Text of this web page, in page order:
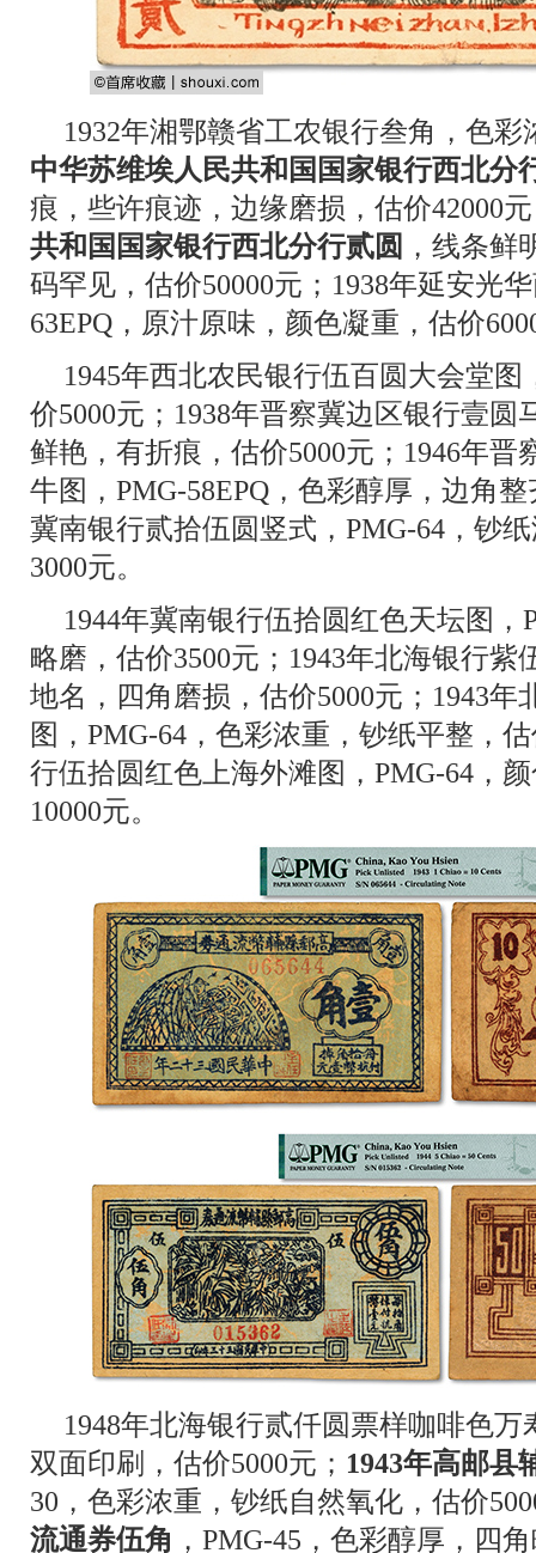
1932年湘鄂赣省工农银行叁角，色彩
中华苏维埃人民共和国国家银行西北分
痕，些许痕迹，边缘磨损，估价42000
共和国国家银行西北分行贰圆 ，线条鲜
码罕见，估价50000元；1938年延安光
63EPQ，原汁原味，颜色凝重，估价
1945年西北农民银行伍百圆大会堂图
价5000元；1938年晋察冀边区银行壹圆
鲜艳，有折痕，估价5000元；1946年
牛图，PMG-58EPQ，色彩醇厚，边角
冀南银行贰拾伍圆竖式，PMG-64，钞
3000元。
1944年冀南银行伍拾圆红色天坛图，
略磨，估价3500元；1943年北海银行
地名，四角磨损，估价5000元；1943
图，PMG-64，色彩浓重，钞纸平整，
行伍拾圆红色上海外滩图，PMG-64，
10000元。
1948年北海银行贰仟圆票样咖啡色万
双面印刷，估价5000元； 1943年高邮县
30，色彩浓重，钞纸自然氧化，估价
流通券伍角 ，PMG-45，色彩醇厚，四